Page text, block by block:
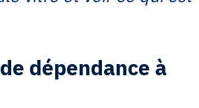
dépendance à